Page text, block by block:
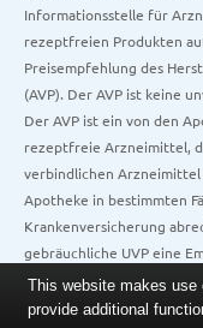
Informationsstelle für
rezeptfreien Produkten
Preisempfehlung des
(AVP). Der AVP ist keine
Der AVP ist ein von den
rezeptfreie Arzneimittel,
verbindlichen
Apotheke in bestimmten
Krankenversicherung
gebräuchliche UVP eine
This website makes use
provide additional